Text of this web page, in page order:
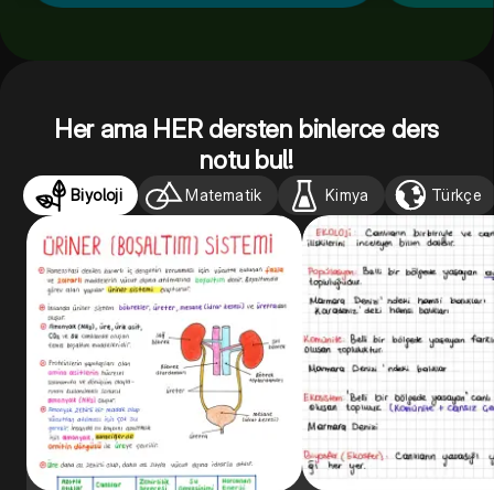
Her ama HER dersten binlerce ders
notu bul!
Biyoloji Matematik Kimya Türkçe